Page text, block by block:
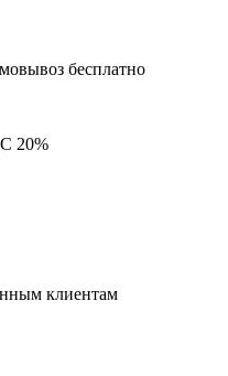
бесплатно
20%
клиентам